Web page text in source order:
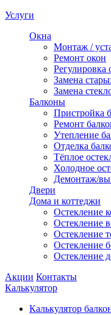
Услуги
Окна
Монтаж /
Ремонт окон
Регулировка
Замена
Замена
Балконы
Пристройка
Ремонт
Утепление
Отделка
Тёплое
Холодное
Демонтаж/
Двери
Дома и коттеджи
Остекление
Остекление
Остекление
Остекление
Остекление
Акции Контакты
Калькулятор
Калькулятор